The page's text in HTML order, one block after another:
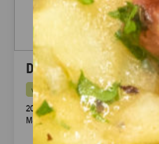
Dubai Halloumi
vegetarisch
20 knusprige Halloumi Sticks im
Mascarpone Dip